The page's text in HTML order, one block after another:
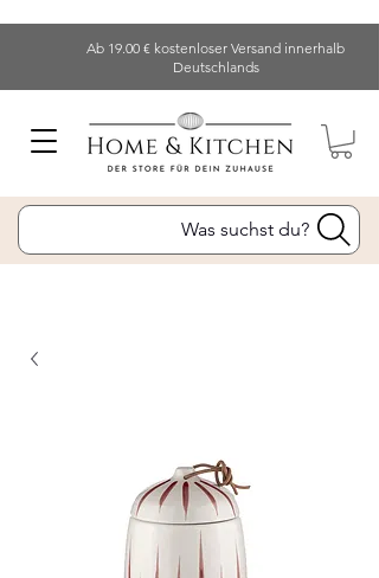
Ab 19.00 € kostenloser Versand innerhalb
Deutschlands
Was suchst du?